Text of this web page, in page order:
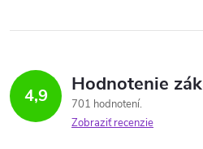
4,9 Hodnotenie
701 hodnotení
Zobraziť recenzie